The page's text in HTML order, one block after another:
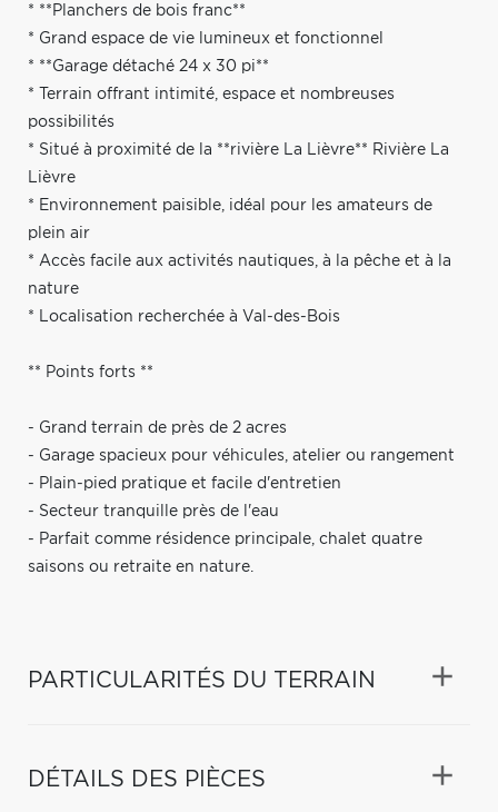
* **Planchers de bois franc**
* Grand espace de vie lumineux et fonctionnel
* **Garage détaché 24 x 30 pi**
* Terrain offrant intimité, espace et nombreuses
possibilités
* Situé à proximité de la **rivière La Lièvre** Rivière La
Lièvre
* Environnement paisible, idéal pour les amateurs de
plein air
* Accès facile aux activités nautiques, à la pêche et à la
nature
* Localisation recherchée à Val-des-Bois
** Points forts **
- Grand terrain de près de 2 acres
- Garage spacieux pour véhicules, atelier ou rangement
- Plain-pied pratique et facile d'entretien
- Secteur tranquille près de l'eau
- Parfait comme résidence principale, chalet quatre
saisons ou retraite en nature.
PARTICULARITÉS DU TERRAIN
DÉTAILS DES PIÈCES